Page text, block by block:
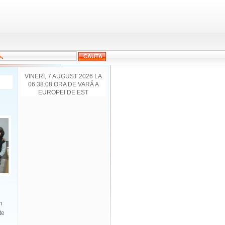
VINERI, 7 AUGUST 2026 LA
06:38:08 ORA DE VARĂ A
EUROPEI DE EST